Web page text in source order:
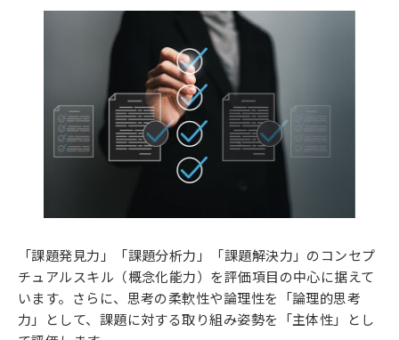
「課題発見力」「課題分析力」「課題解決力」のコンセプ
チュアルスキル（概念化能力）を評価項目の中心に据えて
います。さらに、思考の柔軟性や論理性を「論理的思考
力」として、課題に対する取り組み姿勢を「主体性」とし